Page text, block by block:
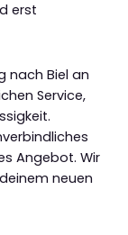
erst
nach Biel an
Service,
Angebot. Wir
neuen